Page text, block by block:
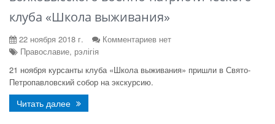
клуба «Школа выживания»
22 ноября 2018 г.
Комментариев нет
Православие, рэлігія
21 ноября курсанты клуба «Школа выживания» пришли в Свято-
Петропавловский собор на экскурсию.
Читать далее